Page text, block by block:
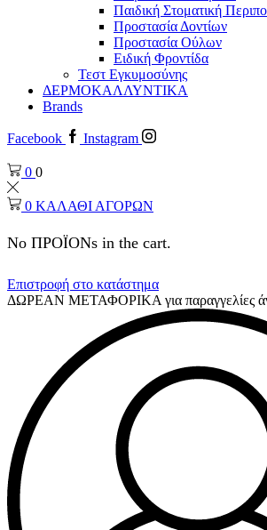
Παιδική Στοματική
Προστασία Δοντίων
Προστασία Ούλων
Ειδική Φροντίδα
Τεστ Εγκυμοσύνης
ΔΕΡΜΟΚΑΛΛΥΝΤΙΚΑ
Brands
Facebook Instagram
0 0
0 ΚΑΛΑΘΙ ΑΓΟΡΩΝ
No ΠΡΟΪΟΝs in the cart.
Επιστροφή στο κατάστημα
ΔΩΡΕΑΝ ΜΕΤΑΦΟΡΙΚΑ για παραγγελίες